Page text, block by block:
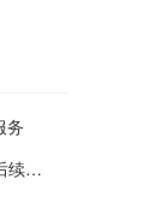
务
题